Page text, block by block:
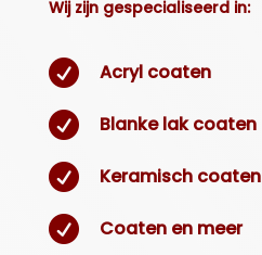
Wij zijn gespecialiseerd in:
 Acryl coaten
 Blanke lak coaten
 Keramisch coaten
 Coaten en meer